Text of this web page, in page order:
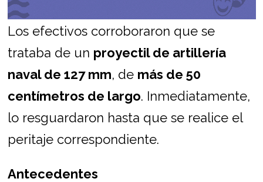
Los efectivos corroboraron que se
trataba de un proyectil de artillería
naval de 127 mm, de más de 50
centímetros de largo. Inmediatamente,
lo resguardaron hasta que se realice el
peritaje correspondiente.
Antecedentes